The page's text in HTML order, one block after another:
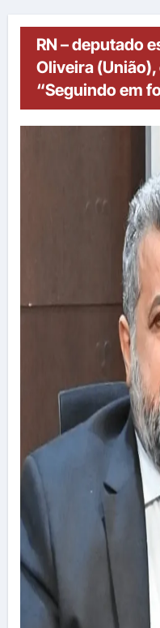
RN – deputado
Oliveira (União),
“Seguindo em